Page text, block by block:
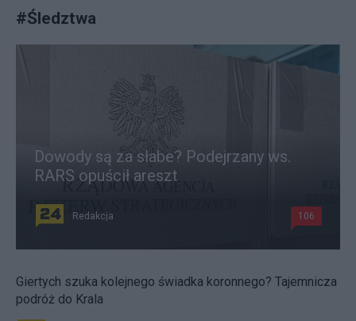
#Śledztwa
Dowody są za słabe? Podejrzany ws.
RARS opuścił areszt
Redakcja 106
Giertych szuka kolejnego świadka koronnego? Tajemnicza
podróż do Krala